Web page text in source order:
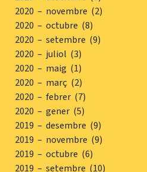
2020 – novembre (2)
2020 – octubre (8)
2020 – setembre (9)
2020 – juliol (3)
2020 – maig (1)
2020 – març (2)
2020 – febrer (7)
2020 – gener (5)
2019 – desembre (9)
2019 – novembre (9)
2019 – octubre (6)
2019 – setembre (10)